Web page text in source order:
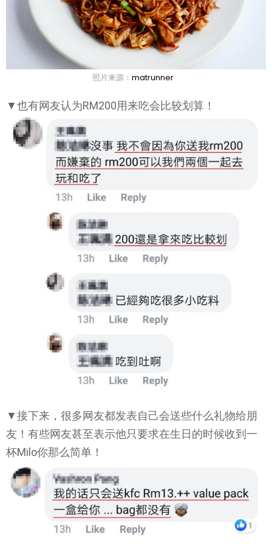
照片来源： matrunner
▼也有网友认为RM200用来吃会比较划算！
▼接下来，很多网友都发表自己会送些什么礼物给朋
友！有些网友甚至表示他只要求在生日的时候收到一
杯Milo你那么简单！